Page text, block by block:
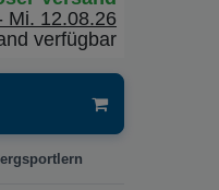
Mi. 12.08.26
verfügbar